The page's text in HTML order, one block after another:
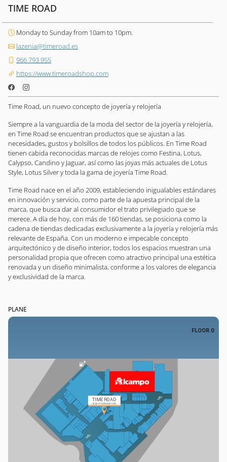
TIME ROAD
Monday to Sunday from 10am to 10pm.
lazenia@timeroad.es
966 793 955
https://www.timeroadshop.com
Time Road, un nuevo concepto de joyería y relojería
Siempre a la vanguardia de la moda del sector de la joyería y relojería,
en Time Road se encuentran productos que se ajustan a las
necesidades, gustos y bolsillos de todos los públicos. En Time Road
tienen cabida reconocidas marcas de relojes como Festina, Lotus,
Calypso, Candino y Jaguar, así como las joyas más actuales de Lotus
Style, Lotus Silver y toda la gama de joyería Time Road.
Time Road nace en el año 2009, estableciendo inigualables estándares
en innovación y servicio, como parte de la apuesta principal de la
marca, que busca dar al consumidor el trato privilegiado que se
merece. A día de hoy, con más de 160 tiendas, se posiciona como la
cadena de tiendas dedicadas exclusivamente a la joyería y relojería más
relevante de España. Con un moderno e impecable concepto
arquitectónico y de diseño interior, todos los espacios muestran una
personalidad propia que ofrecen como atractivo principal una estética
renovada y un diseño minimalista, conforme a los valores de elegancia
y exclusividad de la marca.
PLANE